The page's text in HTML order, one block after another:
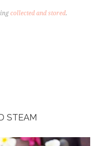
collected and stored.
STEAM